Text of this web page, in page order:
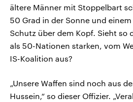
ältere Männer mit Stoppelbart
50 Grad in der Sonne und
Schutz über dem Kopf. Sieht so
als 50-Nationen starken, vom
IS-Koalition aus?
„Unsere Waffen sind noch aus
Hussein,“ so dieser Offizier.